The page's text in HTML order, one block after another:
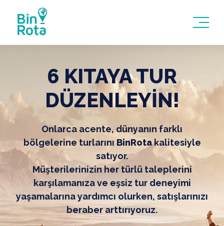
6 KITAYA TUR
DÜZENLEYİN!
Onlarca acente, dünyanın farklı
bölgelerine turlarını BinRotakalitesiyle
satıyor.
Müşterilerinizin her türlü taleplerini
karşılamanıza ve eşsiz tur deneyimi
yaşamalarına yardımcı olurken, satışlarınızı
beraber arttırıyoruz.